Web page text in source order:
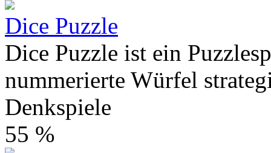
Dice Puzzle
Dice Puzzle ist ein
nummerierte Würfel
Denkspiele
55 %